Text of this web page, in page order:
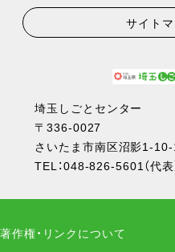
サイト
埼玉しごとセンター
〒336-0027
さいたま市南区沼影1-
TEL：048-826-5601（代表
著作権・リンクについて